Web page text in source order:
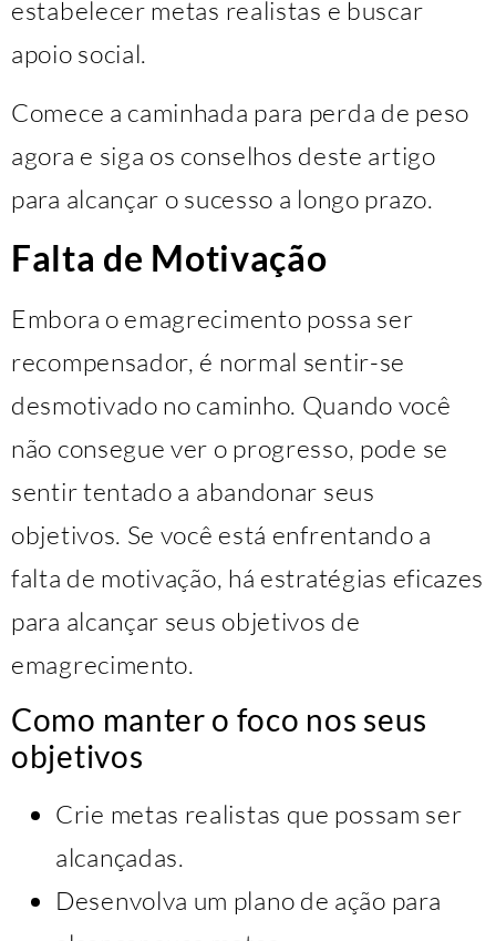
estabelecer metas realistas e buscar
apoio social.
Comece a caminhada para perda de peso
agora e siga os conselhos deste artigo
para alcançar o sucesso a longo prazo.
Falta de Motivação
Embora o emagrecimento possa ser
recompensador, é normal sentir-se
desmotivado no caminho. Quando você
não consegue ver o progresso, pode se
sentir tentado a abandonar seus
objetivos. Se você está enfrentando a
falta de motivação, há estratégias eficazes
para alcançar seus objetivos de
emagrecimento.
Como manter o foco nos seus
objetivos
Crie metas realistas que possam ser
alcançadas.
Desenvolva um plano de ação para